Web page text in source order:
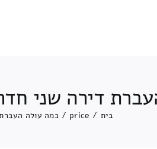
דירה שני
בית /
price
/ כמה עולה